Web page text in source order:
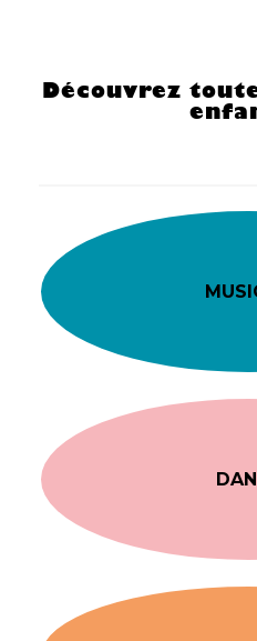
Découvrez